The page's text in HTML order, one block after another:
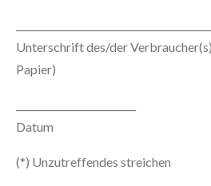
Unterschrift des/der
Papier)
Datum
(*) Unzutreffendes streichen